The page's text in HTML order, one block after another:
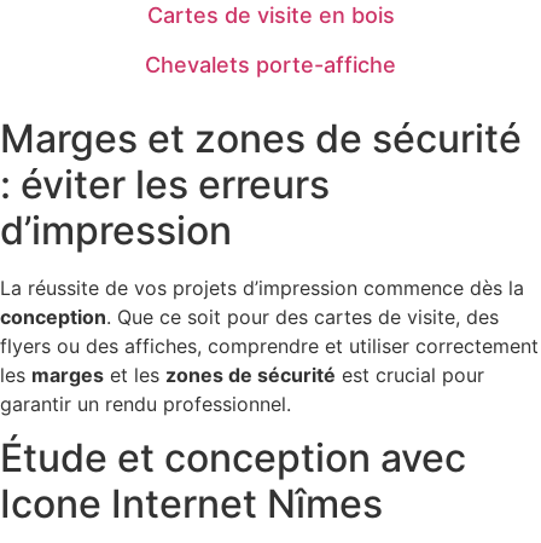
Cartes de visite en bois
Chevalets porte-affiche
Marges et zones de sécurité
: éviter les erreurs
d’impression
La réussite de vos projets d’impression commence dès la
conception. Que ce soit pour des cartes de visite, des
flyers ou des affiches, comprendre et utiliser correctement
les marges et les zones de sécurité est crucial pour
garantir un rendu professionnel.
Étude et conception avec
Icone Internet Nîmes